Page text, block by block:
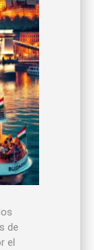
de
el